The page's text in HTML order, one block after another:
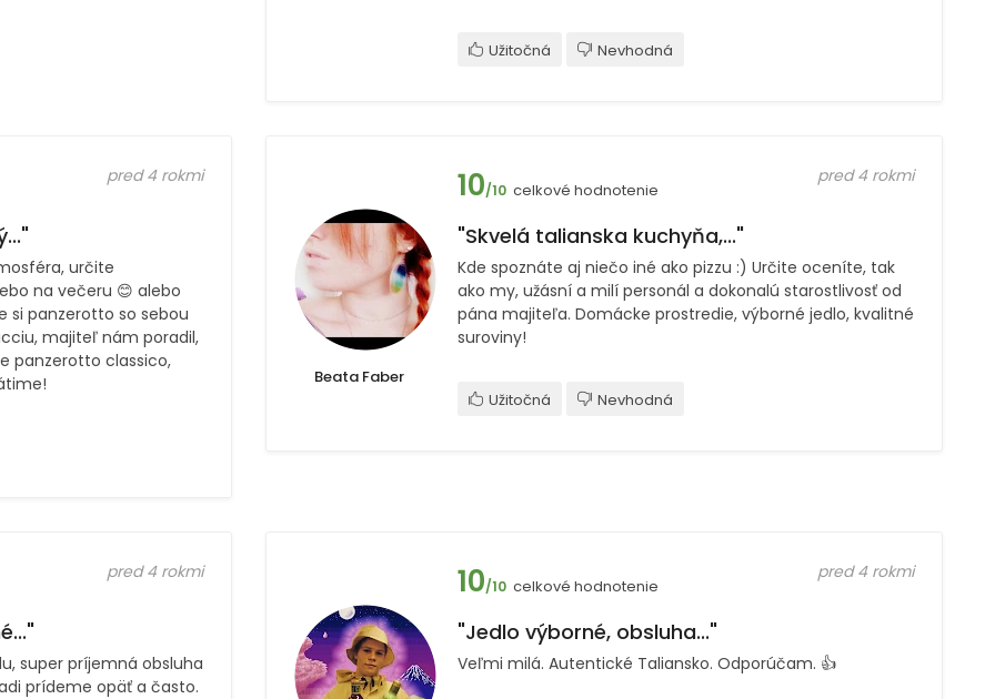
Užitočná Nevhodná
pred 4 rokmi
určite
na večeru 😊 alebo
si panzerotto so sebou
majiteľ nám poradil,
panzerotto classico,
Beata Faber
10/10 celkové hodnotenie
pred 4 rokmi
"Skvelá talianska kuchyňa,..."
Kde spoznáte aj niečo iné ako pizzu :) Určite oceníte, tak
ako my, užásní a milí personál a dokonalú starostlivosť od
pána majiteľa. Domácke prostredie, výborné jedlo, kvalitné
suroviny!
Užitočná Nevhodná
pred 4 rokmi
super príjemná obsluha
prídeme opäť a často.
10/10 celkové hodnotenie
pred 4 rokmi
"Jedlo výborné, obsluha..."
Veľmi milá. Autentické Taliansko. Odporúčam. 👍